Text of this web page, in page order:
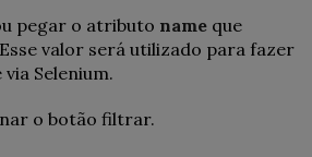
pegar o atributo name que
Esse valor será utilizado para fazer
Selenium.
o botão filtrar.